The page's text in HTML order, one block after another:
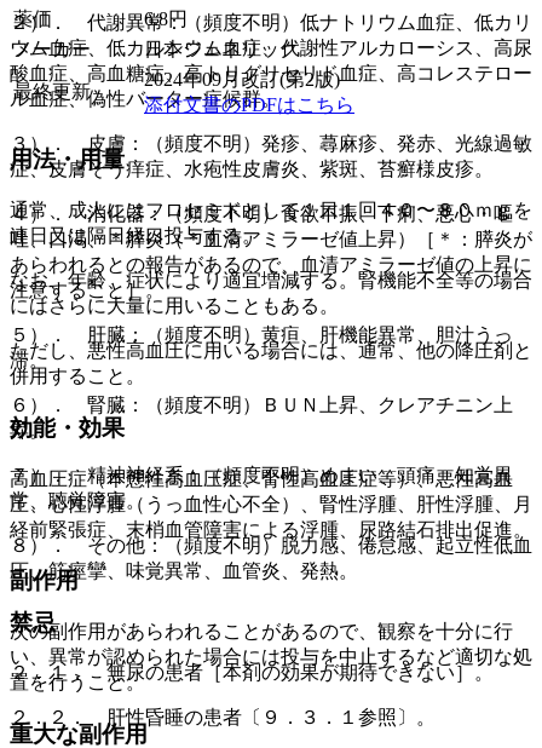
２）． 代謝異常：（頻度不明）低ナトリウム血症、低カリ
ウム血症、低カルシウム血症、代謝性アルカローシス、高尿
酸血症、高血糖症、高トリグリセリド血症、高コレステロー
ル血症、偽性バーター症候群。
３）． 皮膚：（頻度不明）発疹、蕁麻疹、発赤、光線過敏
症、皮膚そう痒症、水疱性皮膚炎、紫斑、苔癬様皮疹。
４）． 消化器：（頻度不明）食欲不振、下痢、悪心・嘔
吐、口渇、＊膵炎（＊血清アミラーゼ値上昇）［＊：膵炎が
あらわれるとの報告があるので、血清アミラーゼ値の上昇に
注意すること］。
５）． 肝臓：（頻度不明）黄疸、肝機能異常、胆汁うっ
滞。
６）． 腎臓：（頻度不明）ＢＵＮ上昇、クレアチニン上
昇。
７）． 精神神経系：（頻度不明）めまい、頭痛、知覚異
常、聴覚障害。
８）． その他：（頻度不明）脱力感、倦怠感、起立性低血
圧、筋痙攣、味覚異常、血管炎、発熱。
禁忌
２．１． 無尿の患者［本剤の効果が期待できない］。
２．２． 肝性昏睡の患者〔９．３．１参照〕。
薬価
6.8円
メーカー
日本ジェネリック
最終更新
2024年09月改訂(第2版)
添付文書のPDFはこちら
用法・用量
通常、成人にはフロセミドとして１日１回４０〜８０ｍｇを
連日又は隔日経口投与する。
なお、年齢、症状により適宜増減する。腎機能不全等の場合
にはさらに大量に用いることもある。
ただし、悪性高血圧に用いる場合には、通常、他の降圧剤と
併用すること。
効能・効果
高血圧症（本態性高血圧症、腎性高血圧症等）、悪性高血
圧、心性浮腫（うっ血性心不全）、腎性浮腫、肝性浮腫、月
経前緊張症、末梢血管障害による浮腫、尿路結石排出促進。
副作用
次の副作用があらわれることがあるので、観察を十分に行
い、異常が認められた場合には投与を中止するなど適切な処
置を行うこと。
重大な副作用